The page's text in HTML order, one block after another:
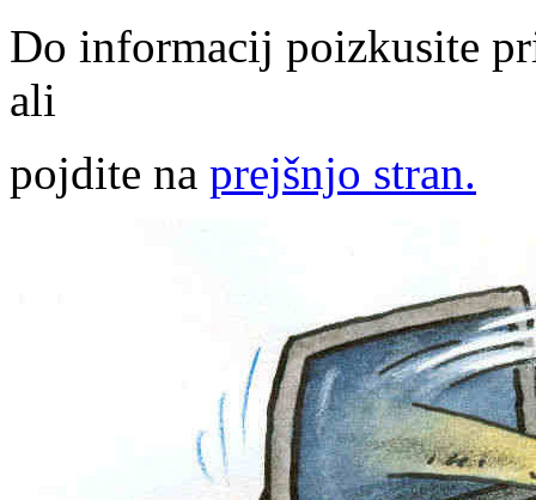
Do informacij poizkusite
ali
pojdite na prejšnjo stran.